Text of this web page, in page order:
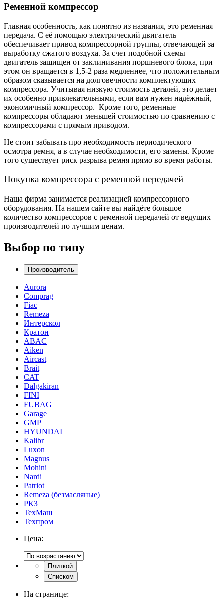
Ременной компрессор
Главная особенность, как понятно из названия, это ременная
передача. С её помощью электрический двигатель
обеспечивает привод компрессорной группы, отвечающей за
выработку сжатого воздуха. За счет подобной схемы
двигатель защищен от заклинивания поршневого блока, при
этом он вращается в 1,5-2 раза медленнее, что положительным
образом сказывается на долговечности комплектующих
компрессора. Учитывая низкую стоимость деталей, это делает
их особенно привлекательными, если вам нужен надёжный,
экономичный компрессор. Кроме того, ременные
компрессоры обладают меньшей стоимостью по сравнению с
компрессорами с прямым приводом.
Не стоит забывать про необходимость периодического
осмотра ремня, а в случае необходимости, его замены. Кроме
того существует риск разрыва ремня прямо во время работы.
Покупка компрессора с ременной передачей
Наша фирма занимается реализацией компрессорного
оборудования. На нашем сайте вы найдёте большое
количество компрессоров с ременной передачей от ведущих
производителей по лучшим ценам.
Выбор по типу
Производитель
Aurora
Comprag
Fiac
Remeza
Интерскол
Кратон
ABAC
Aiken
Aircast
Brait
CAT
Dalgakiran
FINI
FUBAG
Garage
GMP
HYUNDAI
Kalibr
Luxon
Magnus
Mohini
Nardi
Patriot
Remeza (безмасляные)
РКЗ
ТехМаш
Техпром
Цена:
Плиткой
Списком
На странице: